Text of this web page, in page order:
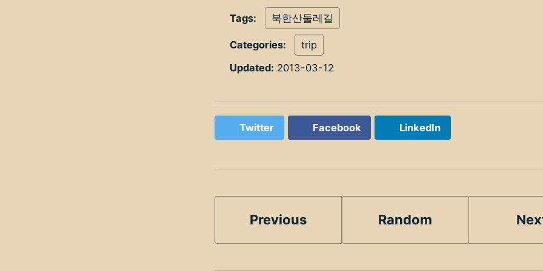
Tags: 북한산둘레길
Categories:
trip
Updated: 2013-03-12
Twitter Facebook LinkedIn
Previous Random